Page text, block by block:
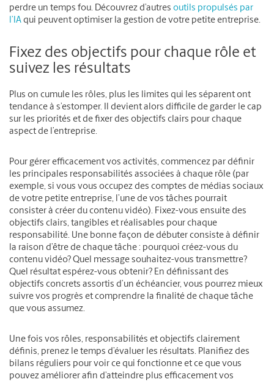
perdre un temps fou. Découvrez d’autres outils propulsés par
l’IA qui peuvent optimiser la gestion de votre petite entreprise.
Fixez des objectifs pour chaque rôle et
suivez les résultats
Plus on cumule les rôles, plus les limites qui les séparent ont
tendance à s’estomper. Il devient alors difficile de garder le cap
sur les priorités et de fixer des objectifs clairs pour chaque
aspect de l’entreprise.
Pour gérer efficacement vos activités, commencez par définir
les principales responsabilités associées à chaque rôle (par
exemple, si vous vous occupez des comptes de médias sociaux
de votre petite entreprise, l’une de vos tâches pourrait
consister à créer du contenu vidéo). Fixez-vous ensuite des
objectifs clairs, tangibles et réalisables pour chaque
responsabilité. Une bonne façon de débuter consiste à définir
la raison d’être de chaque tâche : pourquoi créez-vous du
contenu vidéo? Quel message souhaitez-vous transmettre?
Quel résultat espérez-vous obtenir? En définissant des
objectifs concrets assortis d’un échéancier, vous pourrez mieux
suivre vos progrès et comprendre la finalité de chaque tâche
que vous assumez.
Une fois vos rôles, responsabilités et objectifs clairement
définis, prenez le temps d’évaluer les résultats. Planifiez des
bilans réguliers pour voir ce qui fonctionne et ce que vous
pouvez améliorer afin d’atteindre plus efficacement vos